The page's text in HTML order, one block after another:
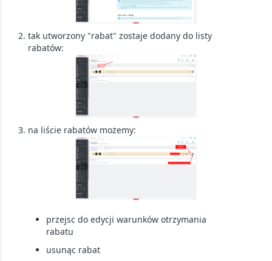
tak utworzony "rabat" zostaje dodany do listy
rabatów:
na liście rabatów możemy:
przejsc do edycji warunków otrzymania
rabatu
usunąc rabat